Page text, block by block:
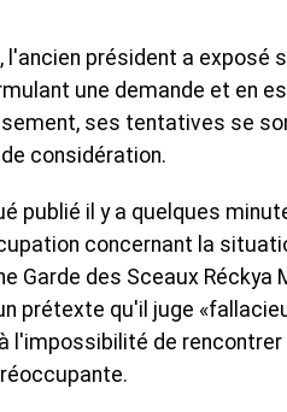
l'ancien président a
une demande et en
ses tentatives se
considération.
publié il y a quelques
concernant la
Garde des Sceaux
prétexte qu'il juge
l'impossibilité de